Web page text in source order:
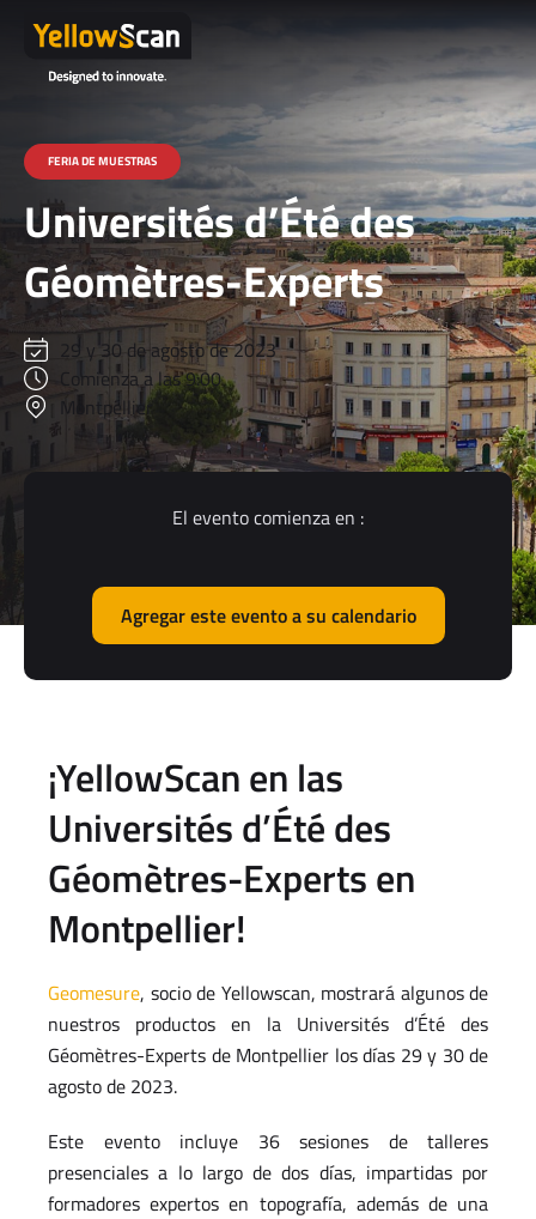
FERIA DE MUESTRAS
Universités d’Été des
Géomètres-Experts
29 y 30 de agosto de 2023
Comienza a las 9:00
Montpellier
El evento comienza en :
Agregar este evento a su calendario
¡YellowScan en las
Universités d’Été des
Géomètres-Experts en
Montpellier!
Geomesure, socio de Yellowscan, mostrará algunos de
nuestros productos en la Universités d’Été des
Géomètres-Experts de Montpellier los días 29 y 30 de
agosto de 2023.
Este evento incluye 36 sesiones de talleres
presenciales a lo largo de dos días, impartidas por
formadores expertos en topografía, además de una